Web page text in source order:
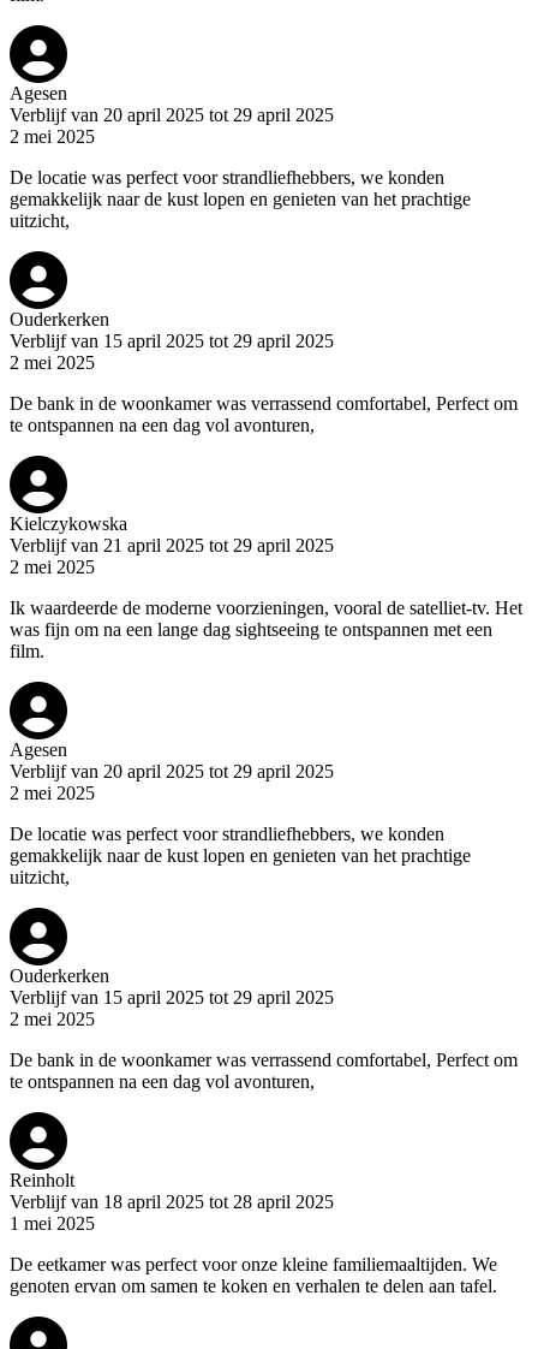
Agesen
Verblijf van 20 april 2025 tot 29 april 2025
2 mei 2025
De locatie was perfect voor strandliefhebbers, we konden
gemakkelijk naar de kust lopen en genieten van het prachtige
uitzicht,
Ouderkerken
Verblijf van 15 april 2025 tot 29 april 2025
2 mei 2025
De bank in de woonkamer was verrassend comfortabel, Perfect om
te ontspannen na een dag vol avonturen,
Kielczykowska
Verblijf van 21 april 2025 tot 29 april 2025
2 mei 2025
Ik waardeerde de moderne voorzieningen, vooral de satelliet-tv. Het
was fijn om na een lange dag sightseeing te ontspannen met een
film.
Agesen
Verblijf van 20 april 2025 tot 29 april 2025
2 mei 2025
De locatie was perfect voor strandliefhebbers, we konden
gemakkelijk naar de kust lopen en genieten van het prachtige
uitzicht,
Ouderkerken
Verblijf van 15 april 2025 tot 29 april 2025
2 mei 2025
De bank in de woonkamer was verrassend comfortabel, Perfect om
te ontspannen na een dag vol avonturen,
Reinholt
Verblijf van 18 april 2025 tot 28 april 2025
1 mei 2025
De eetkamer was perfect voor onze kleine familiemaaltijden. We
genoten ervan om samen te koken en verhalen te delen aan tafel.